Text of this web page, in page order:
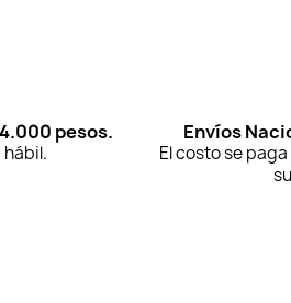
pesos. Envíos
El costo se